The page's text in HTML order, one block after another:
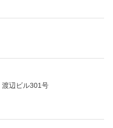
辺ビル301号